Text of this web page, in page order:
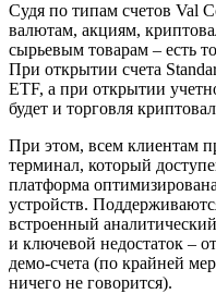
Судя по типам счетов Val
валютам, акциям,
сырьевым товарам – есть
При открытии счета
ETF, а при открытии
будет и торговля
При этом, всем клиентам
терминал, который
платформа
устройств.
встроенный
и ключевой недостаток –
демо-счета (по крайней
ничего не говорится).